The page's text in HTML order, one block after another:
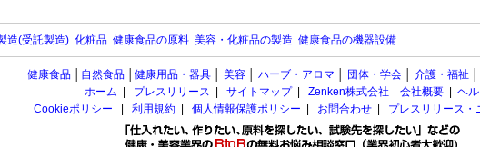
造(受託製造) 化粧品 健康食品の原料 美容・化粧品の製造 健康食品の機器設備
健康食品 自然食品 健康用品・器具 美容 ハーブ・アロマ 団体・学会 介護・福祉
ホーム
プレスリリース サイトマップ| Zenken株式会社 会社概要
ヘ
Cookieポリシー
利用規約 個人情報保護ポリシー お問合わせ プレスリリース・